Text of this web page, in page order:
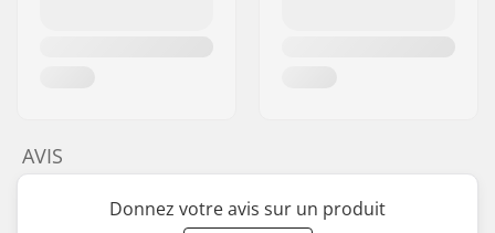
AVIS
Donnez votre avis sur un produit